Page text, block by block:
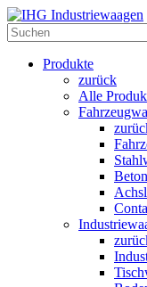
Produkte
zurück
Alle